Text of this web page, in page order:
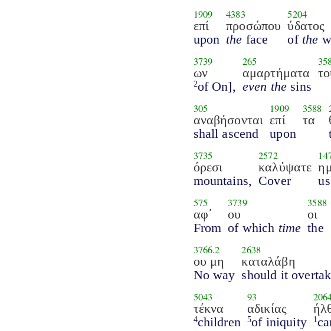
1909
επί
upon
4383
προσώπου
the face
5204
ύδατος
of the
3739
ων
2of On],
265
αμαρτήματα
even the sins
305
αναβήσονται
shall ascend
1909
επί
upon
3588
τα
3735
όρεσι
mountains,
2572
καλύψατε
Cover
575
αφ΄
From
3739
ου
of which time
3588
οι
the
3766.2
ου μη
No way
2638
καταλάβη
should it
5043
τέκνα
4children
93
αδικίας
5of iniquity 1